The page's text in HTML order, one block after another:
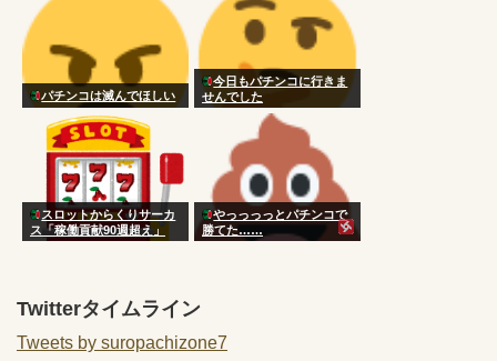
パチンコは滅んでほしい
今日もパチンコに行きま
せんでした
スロットからくりサーカ
ス「稼働貢献90週超え」
やっっっっとパチンコで
勝てた……
Twitterタイムライン
Tweets by suropachizone7